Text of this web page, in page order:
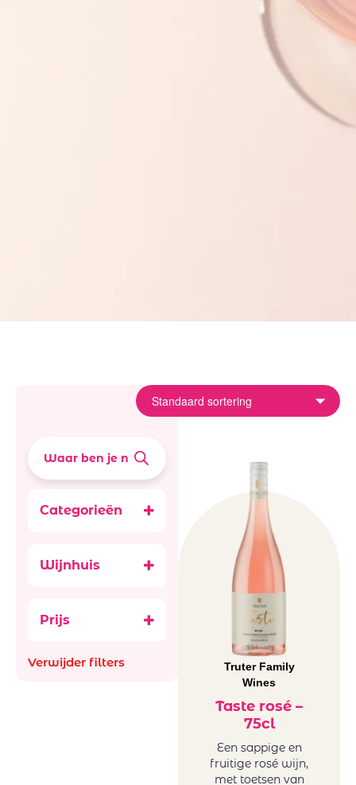
Categorieën
Zuid-Afrika
Wijnhuis
Prijs
Verwijder filters
Truter Family
Wines
Taste rosé –
75cl
Een sappige en
fruitige rosé wijn,
met toetsen van